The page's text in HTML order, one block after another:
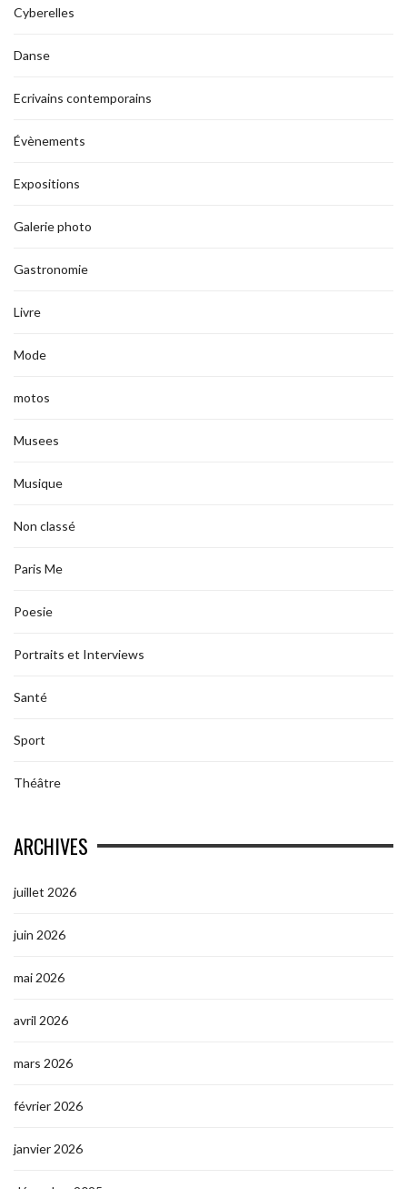
Cyberelles
Danse
Ecrivains contemporains
Évènements
Expositions
Galerie photo
Gastronomie
Livre
Mode
motos
Musees
Musique
Non classé
Paris Me
Poesie
Portraits et Interviews
Santé
Sport
Théâtre
ARCHIVES
juillet 2026
juin 2026
mai 2026
avril 2026
mars 2026
février 2026
janvier 2026